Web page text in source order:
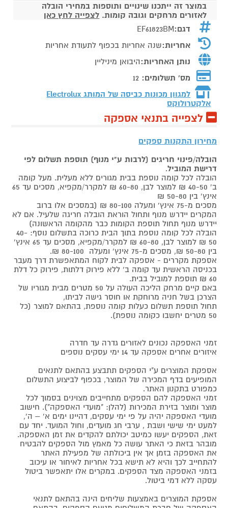
במוצר זה ייתכנו שינויים ותוספות במחירי הובלה
לאזורים מרחקים וגובה קומות. לצפייה לחץ כאן
דגם:EF61823BM
אחריות:שנה אחריות בכפוף לתעודת אחריות
נותן האחריות:היבואן מיניליין
מס' תשלומים: 12
למגוון מכונות כביסה של המותג Electrolux
אלקטרולוקס
לצפייה בתנאי אספקה
מחירון התקנות ספקים
הובלה/פינוי חריגים (לרבות ע"י מנוף) תוספת תשלום לפי
דרישת המוביל.
הובלה לכל קומה נוספת בבית מגורים ללא מעלית. מעל קומה
ב' 40-50 ₪ למוצר לבן, 60-80 ₪ למקרר/מקפיא, מסכים עד 65
אינץ' בין 50-80 ₪
מסכים מ-75 אינץ' ומעלה 80-100 ₪ (במסכים אלו ברוב
המקרים יידרש מנוף ותחול הוראת הובלה חריגה שלעיל. אם לא
יידרש מנוף תחול תוספת הקומות כבר מהקומה הראשונה)
הובלה לכל קומה נוספת בתוך הבית כרוכה בתשלום נוסף: 40-
50 ₪ למוצר לבן, 60-80 ₪ למקרר/מקפיא, מסכים עד 65 אינץ'
בין 50-80 ₪, מסכים מ-75 אינץ' ומעלה 80-100 ₪.
אספקת מקררים - אספקה לבית לקוח המתאפשרת דרך מעבר
בכניסה הראשית עד קומה ב' ללא פירוק דלתות, פירוק כל דלת
60 ₪ תוספת למוביל בבית.
באם קיים מרחק הליכה העולה על 50 מטרים מבית מגוריו של
הצרכן בשל חניה מרוחקת או חוסר גישה לביתו,
תחול תוספת תשלום כעלות קומה נוספת, בהתאם למוצר (כל
50 מטרים יחשבו כקומה נוספת).
זמני האספקה נכונים לאזורים גדרה עד חדרה
איזורים אחרים אספקה עד 14 ימי עסקים נוספים
אספקת המוצרים ע"י הספקים תתבצע בהתאם לתנאים
המופיעים בדף המכירה של המוצר, בכפוף לביצוע התשלום
כמפורט בתקנון האתר.
זמני האספקה להם הספקים מתחייבים מצוינים בסמוך לכל
מוצר ומוצר בזירת המכירות (להלן: "מועדי האספקה"). חישוב
מועדי האספקה יהיה על פי ימי עסקים, דהיינו ימים א' – ה',
למעט ימי שישי ושבת , ערבי חג מועדים, וחול המועד. יחד עם
זאת, הספקים יעשו כמיטב יכולתם להקדים את זמן האספקה.
מובהר בזאת כי האתר עושה כל מאמץ מול הספקים להבטיח
את האספקה בזמן אך אין ביכולתה של מפעילת האתר
להתחייב לכך והיא לא תישא בכל אחריות לאיחור או עיכוב
בזמני האספקה מצד הספקים. במקרים אלו יתאפשר ביטול
עסקה ללא דמי ביטול.
אספקת המוצרים באמצעות שליחים הינה בהתאם לתנאי